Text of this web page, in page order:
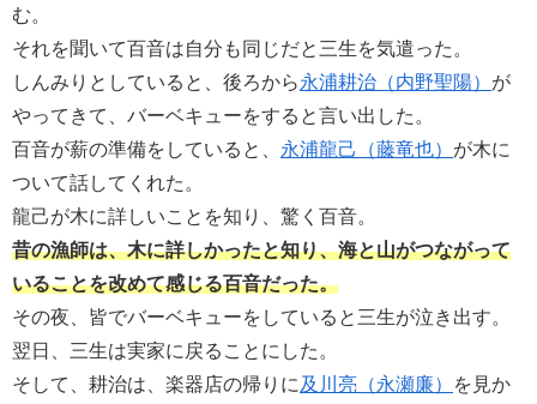
む。
それを聞いて百音は自分も同じだと三生を気遣った。
しんみりとしていると、後ろから永浦耕治（内野聖陽） が
やってきて、バーベキューをすると言い出した。
百音が薪の準備をしていると、 永浦龍己（藤竜也） が木に
ついて話してくれた。
龍己が木に詳しいことを知り、驚く百音。
昔の漁師は、木に詳しかったと知り、海と山がつながって
いることを改めて感じる百音だった。
その夜、皆でバーベキューをしていると三生が泣き出す。
翌日、三生は実家に戻ることにした。
そして、耕治は、楽器店の帰りに及川亮（永瀬廉）
を見か